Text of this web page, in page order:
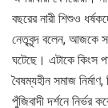
বছরের নারী শিশুও
নেতৃবৃন্দ বলেন, আজকে
ঘটেছে। এটাকে কিংস
বৈষম্যহীন সমাজ
পুঁজিবাদী দর্শনে